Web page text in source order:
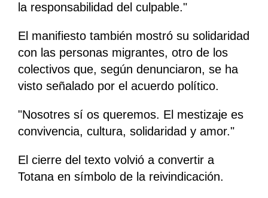
la responsabilidad del culpable."
El manifiesto también mostró su solidaridad
con las personas migrantes, otro de los
colectivos que, según denunciaron, se ha
visto señalado por el acuerdo político.
"Nosotres sí os queremos. El mestizaje es
convivencia, cultura, solidaridad y amor."
El cierre del texto volvió a convertir a
Totana en símbolo de la reivindicación.